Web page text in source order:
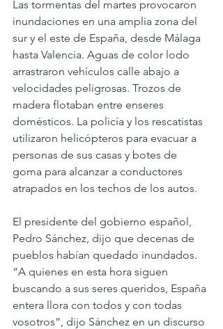
Las tormentas del martes provocaron
inundaciones en una amplia zona del
sur y el este de España, desde Málaga
hasta Valencia. Aguas de color lodo
arrastraron vehículos calle abajo a
velocidades peligrosas. Trozos de
madera flotaban entre enseres
domésticos. La policía y los rescatistas
utilizaron helicópteros para evacuar a
personas de sus casas y botes de
goma para alcanzar a conductores
atrapados en los techos de los autos.
El presidente del gobierno español,
Pedro Sánchez, dijo que decenas de
pueblos habían quedado inundados.
“A quienes en esta hora siguen
buscando a sus seres queridos, España
entera llora con todos y con todas
vosotros”, dijo Sánchez en un discurso